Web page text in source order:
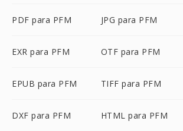
PDF para PFM JPG para PFM
EXR para PFM OTF para PFM
EPUB para PFM TIFF para PFM
DXF para PFM HTML para PFM